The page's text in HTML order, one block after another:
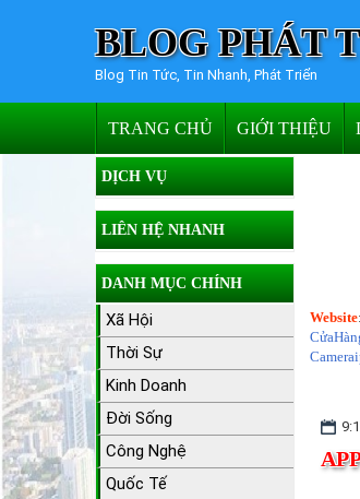
BLOG PHÁT
Blog Tin Tức, Tin Nhanh, Phát Triển
TRANG CHỦ GIỚI THIỆU
Website
DỊCH VỤ
LIÊN HỆ NHANH
DANH MỤC CHÍNH
Xã Hội
Thời Sự
Kinh Doanh
Đời Sống
Công Nghệ
Quốc Tế